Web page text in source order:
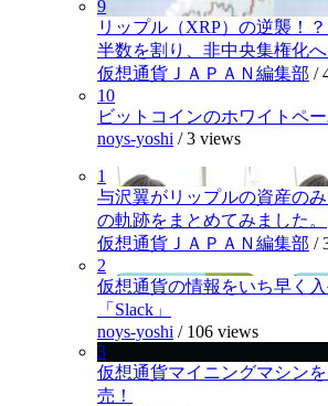
9
リップル（XRP）の逆襲！
半数を割り、非中央集権化へ
仮想通貨ＪＡＰＡＮ編集部 /
10
ビットコインのホワイトペ
noys-yoshi /3 views
1
与沢翼がリップルの資産の
の軌跡をまとめてみました。
仮想通貨ＪＡＰＡＮ編集部 /
2
仮想通貨の情報をいち早く
「Slack」
noys-yoshi / 106 views
3
仮想通貨マイニングマシン
売！